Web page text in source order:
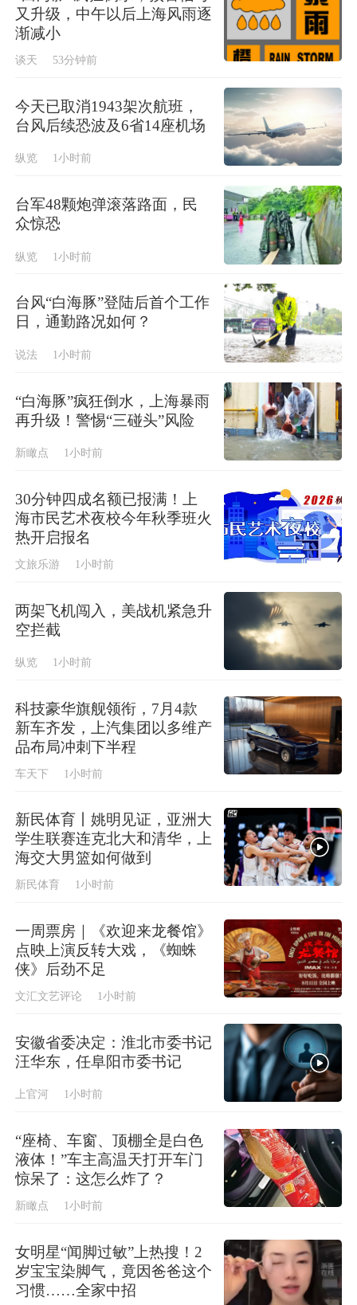
又升级，中午以后上海风雨逐
渐减小
谈天 53分钟前
今天已取消1943架次航班，
台风后续恐波及6省14座机场
纵览 1小时前
台军48颗炮弹滚落路面，民
众惊恐
纵览 1小时前
台风“白海豚”登陆后首个工作
日，通勤路况如何？
说法 1小时前
“白海豚”疯狂倒水，上海暴雨
再升级！警惕“三碰头”风险
新瞰点 1小时前
30分钟四成名额已报满！上
海市民艺术夜校今年秋季班火
热开启报名
文旅乐游 1小时前
两架飞机闯入，美战机紧急升
空拦截
纵览 1小时前
科技豪华旗舰领衔，7月4款
新车齐发，上汽集团以多维产
品布局冲刺下半程
车天下 1小时前
新民体育丨姚明见证，亚洲大
学生联赛连克北大和清华，上
海交大男篮如何做到
新民体育 1小时前
一周票房｜《欢迎来龙餐馆》
点映上演反转大戏，《蜘蛛
侠》后劲不足
文汇文艺评论 1小时前
安徽省委决定：淮北市委书记
汪华东，任阜阳市委书记
上官河 1小时前
“座椅、车窗、顶棚全是白色
液体！”车主高温天打开车门
惊呆了：这怎么炸了？
新瞰点 1小时前
女明星“闻脚过敏”上热搜！2
岁宝宝染脚气，竟因爸爸这个
习惯……全家中招